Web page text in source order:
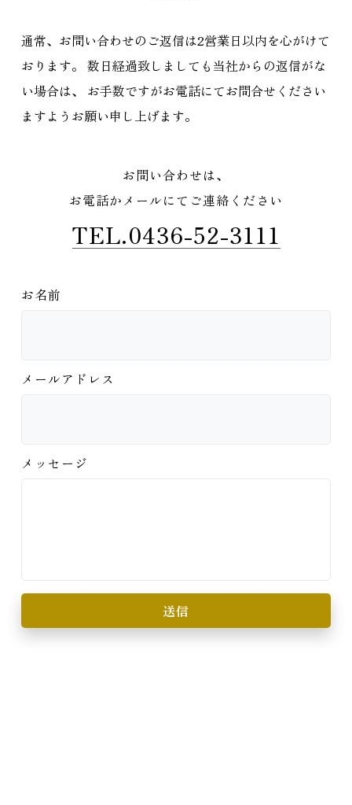
通常、お問い合わせのご返信は2営業日以内を心がけて
おります。 数日経過致しましても当社からの返信がな
い場合は、
お手数ですがお電話にてお問合せください
ますようお願い申し上げます。
お問い合わせは、
お電話かメールにてご連絡ください
TEL.0436-52-3111
お名前
メールアドレス
メッセージ